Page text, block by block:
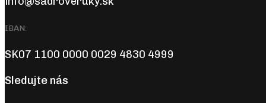
IBAN:
SK07 1100 0000 0029 4830 4999
Sledujte nás